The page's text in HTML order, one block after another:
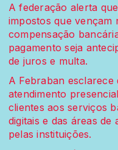
A federação alerta
impostos que vençam
compensação
pagamento seja
de juros e multa.
A Febraban esclarece
atendimento
clientes aos serviços
digitais e das áreas
pelas instituições.